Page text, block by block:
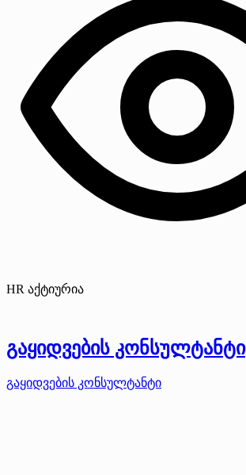
HR აქტიურია
გაყიდვების კონსულტანტი
გაყიდვების კონსულტანტი